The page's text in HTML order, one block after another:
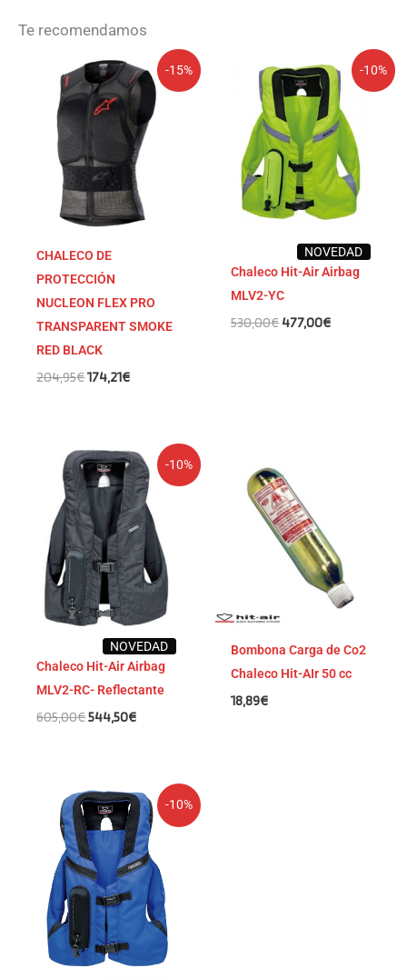
Te recomendamos
-15%
CHALECO DE
PROTECCIÓN
NUCLEON FLEX PRO
TRANSPARENT SMOKE
RED BLACK
204,95€
El
precio
original
era:
204,95€.
174,21€
El
precio
actual
es:
174,21€.
-10%
NOVEDAD
Chaleco Hit-Air Airbag
MLV2-YC
530,00€
precio
original
era:
530,00€.
477,00€
El
precio
actual
es:
477,00€.
-10%
NOVEDAD
Chaleco Hit-Air Airbag
MLV2-RC- Reflectante
605,00€
El
precio
original
era:
605,00€.
544,50€
El
precio
actual
es:
544,50€.
Bombona Carga de Co2
Chaleco Hit-AIr 50 cc
18,89€
-10%
El
precio
original
era:
495,00€.
El
precio
actual
es:
445,50€.